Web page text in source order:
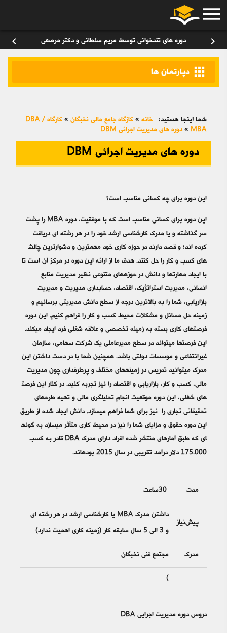
menu
chevron_right دوره های تندخوانی توسط مریم سلطانی و دکتر مرصعی chevron_left
apps دپارتمان ها
شما اینجا هستید: خانه » کازگاه جامع مالی نخبگان »
کارگاه DBA /
MBA
» دوره های مدیریت اجرائی DBM
دوره های مدیریت اجرائی DBM
این دوره برای چه کسانی مناسب است؟
این دوره برای کسانی مناسب است که با موفقیت، دوره MBA را پشت
سر گذاشته­ و یا مدرک کارشناسی ارشد خود را در هر رشته ای دریافت
های کسب و کار را حل کنند. هدف ما از ارائه این دوره در مرکز آن است تا
با ایجاد مهارت­­‎ها و دانش در حوزه­‎های متنوعی نظیر مدیریت منابع
انسانی، مدیریت استراتژیک، اقتصاد، حسابداری مدیریت و مدیریت
بازاریابی، شما را به بالاترین درجه از سطح دانش مدیریتی برسانیم و
زمینه حل مسائل و مشکلات محیط کسب و کار را فراهم کنیم. این دوره
فرصت­‎های کاری بسته به زمینه تخصصی و علاقه شغلی فرد ایجاد می­‎کند.
این فرصت‎­ها می­‎تواند در سطح مدیرعاملی یک شرکت­ سهامی، سازمان
غیرانتفاعی و موسسات دولتی باشد. همچنین شما با در دست داشتن این
مدرک می­‎توانید تدریس در زمینه‎های مختلف و پرطرفداری چون مدیریت
های شغلی، این دوره موقعیت انجام تحلیلگری مالی و تهیه طرح­‎های
تحقیقاتی تجاری را نیز برای شما فراهم می­‎سازد. دانش ایجاد شده از طریق
ای که طبق آمارهای منتشر شده افراد دارای مدرک DBA قادر به کسب
175.000 دلار درآمد تقریبی در سال 2015 بوده‎­اند.
مدت
پیش‌نیاز
داشتن مدرک MBA یا کارشناسی ارشد در هر رشته­ ای
و 3 الی 5 سال سابقه کار (زمینه کاری اهمیت ندارد)
مدرک مجتمع فنی نخبگان
)
دروس دوره مدیریت اجرایی DBA